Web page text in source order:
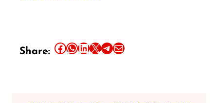
Share: Share this article on Facebook Share this article on WhatsApp Share this article on LinkedIn Share this article on X Share this article on TelegramEmail this Article